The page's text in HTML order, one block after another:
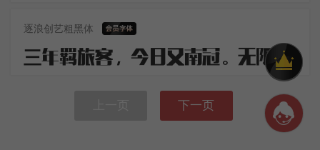
逐浪创艺粗黑体
三年羁旅客，今日又南冠。无限河山泪，谁言天地宽。已知泉路近，欲别故乡难。毅魄归来日，灵旗空际看。
下一页